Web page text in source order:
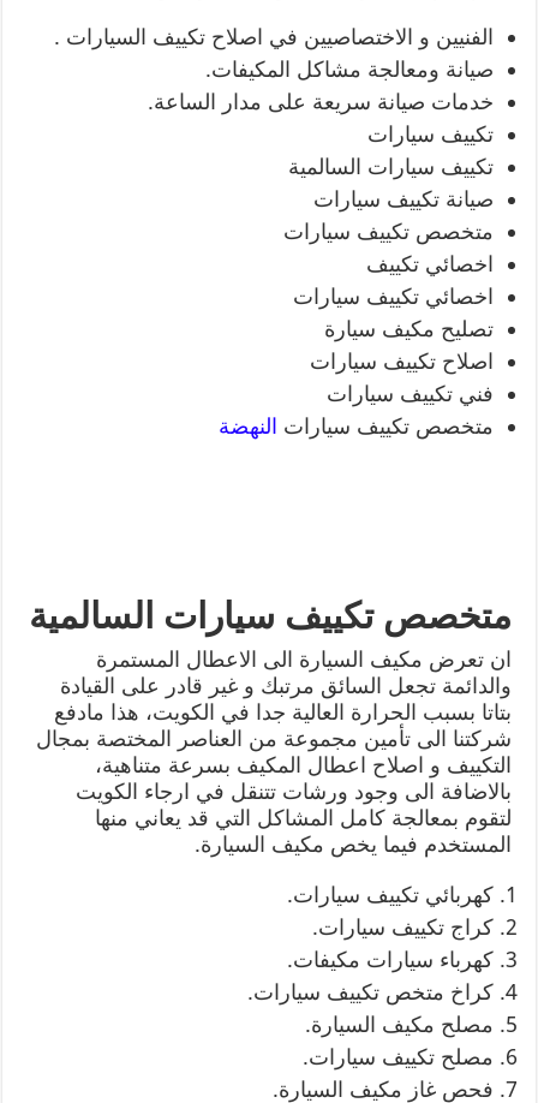
الفنيين و الاختصاصيين في اصلاح تكييف السيارات .
صيانة ومعالجة مشاكل المكيفات.
خدمات صيانة سريعة على مدار الساعة.
تكييف سيارات
تكييف سيارات السالمية
صيانة تكييف سيارات
متخصص تكييف سيارات
اخصائي تكييف
اخصائي تكييف سيارات
تصليح مكيف سيارة
اصلاح تكييف سيارات
فني تكييف سيارات
متخصص تكييف سيارات النهضة
متخصص تكييف سيارات السالمية
ان تعرض مكيف السيارة الى الاعطال المستمرة
والدائمة تجعل السائق مرتبك و غير قادر على القيادة
بتاتا بسبب الحرارة العالية جدا في الكويت، هذا مادفع
شركتنا الى تأمين مجموعة من العناصر المختصة بمجال
التكييف و اصلاح اعطال المكيف بسرعة متناهية،
بالاضافة الى وجود ورشات تتنقل في ارجاء الكويت
لتقوم بمعالجة كامل المشاكل التي قد يعاني منها
المستخدم فيما يخص مكيف السيارة.
كهربائي تكييف سيارات.
كراج تكييف سيارات.
كهرباء سيارات مكيفات.
كراخ متخص تكييف سيارات.
مصلح مكيف السيارة.
مصلح تكييف سيارات.
فحص غاز مكيف السيارة.